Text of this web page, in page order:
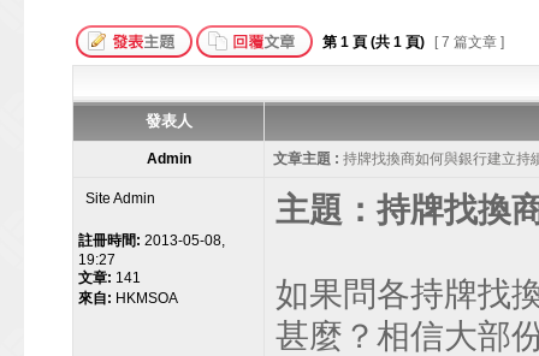
第 1 頁 (共 1 頁) [ 7 篇文章 ]
發表人
Admin 文章主題 : 持牌找換商如何與銀行建立持
Site Admin
註冊時間: 2013-05-08,
19:27
文章: 141
來自: HKMSOA
主題：持牌找換
如果問各持牌找
甚麼？相信大部